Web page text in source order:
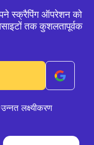
स्क्रैपिंग ऑपरेशन को
तक कुशलतापूर्वक
उन्नत लक्ष्यीकरण